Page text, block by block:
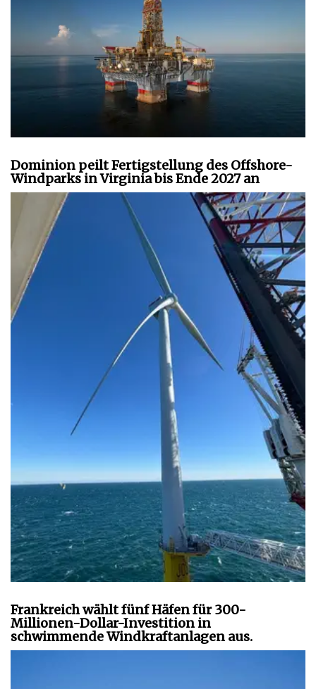
Dominion peilt Fertigstellung des Offshore-
Windparks in Virginia bis Ende 2027 an
Frankreich wählt fünf Häfen für 300-
Millionen-Dollar-Investition in
schwimmende Windkraftanlagen aus.